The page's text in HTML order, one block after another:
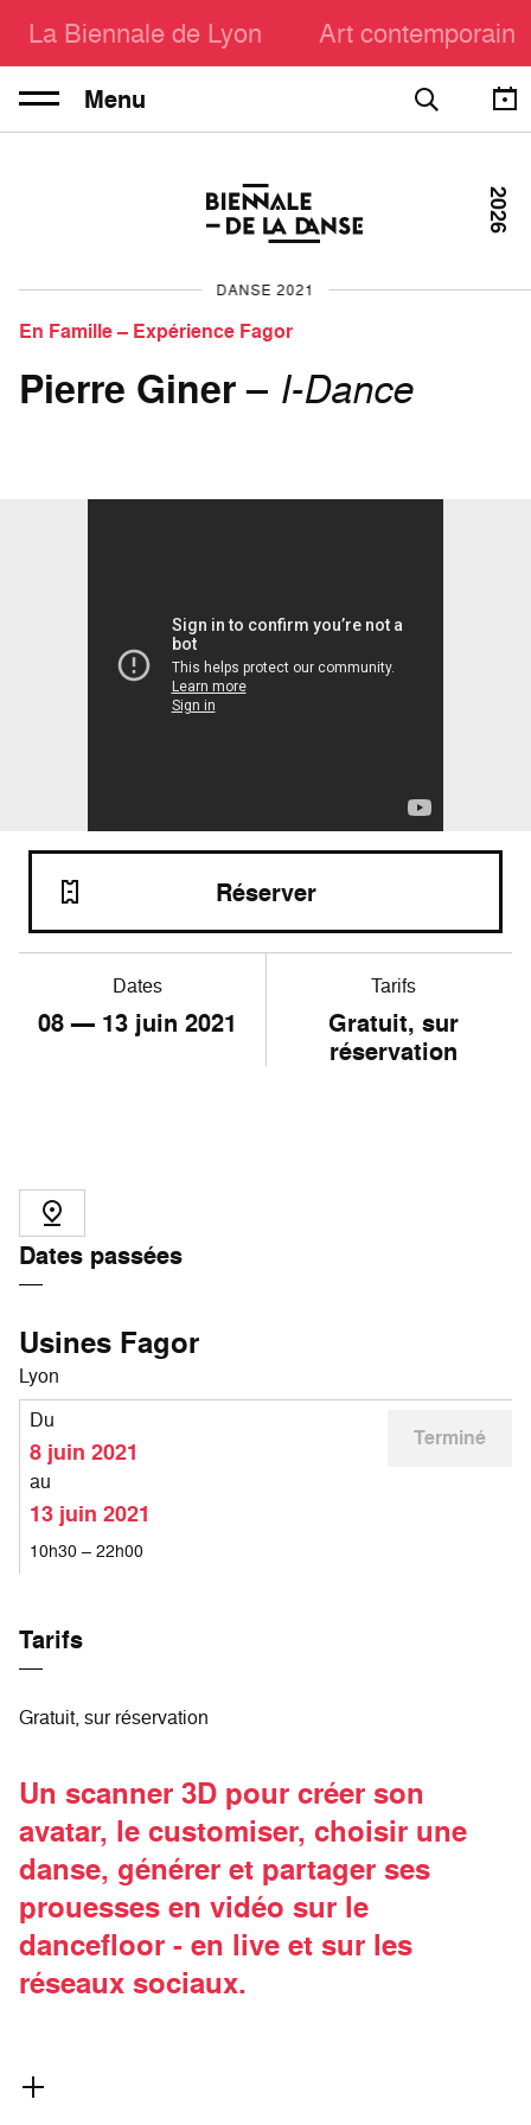
La Biennale de Lyon Art contemporain
Menu
DANSE 2021
En Famille – Expérience Fagor
Pierre Giner– I-Dance
2026
Dates
08— 13 juin 2021
Tarifs
Gratuit, sur
réservation
Réserver
Dates passées
Usines Fagor
Lyon
Du
8 juin 2021
au
13 juin 2021
10h30 – 22h00
Terminé
Tarifs
Gratuit, sur réservation
Un scanner 3D pour créer son
avatar, le customiser, choisir une
danse, générer et partager ses
prouesses en vidéo sur le
dancefloor - en live et sur les
réseaux sociaux.